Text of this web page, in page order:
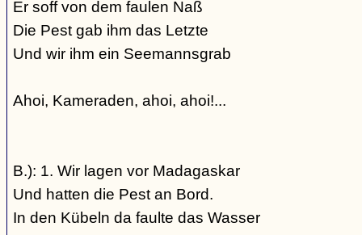
Er soff von dem faulen Naß
Die Pest gab ihm das Letzte
Und wir ihm ein Seemannsgrab
Ahoi, Kameraden, ahoi, ahoi!...
B.): 1. Wir lagen vor Madagaskar
Und hatten die Pest an Bord.
In den Kübeln da faulte das Wasser